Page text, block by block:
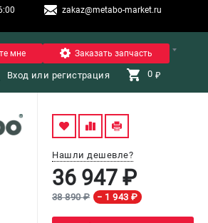
zakaz@metabo-market.ru
Санкт-Петербург
мне Заказать запчасть
Вход или регистрация 0 ₽
Нашли дешевле?
36 947 ₽
38 890 ₽ − 1 943 ₽